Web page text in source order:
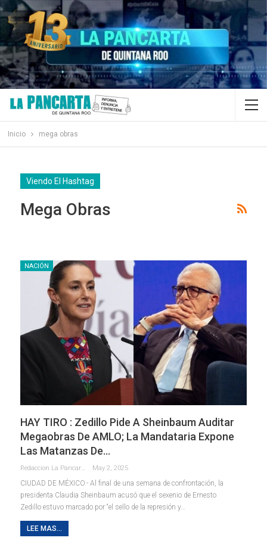
Inicio mega obras
Viendo El Hashtag
Mega Obras
NACIÓN
HAY TIRO : Zedillo Pide A Sheinbaum Auditar
Megaobras De AMLO; La Mandataria Expone
Las Matanzas De…
Redaccion La Pancarta De Quintana Roo May 2, 2025
CIUDAD DE MÉXICO.- Al final de una semana de confrontación, la
presidenta Claudia Sheinbaum acusó que el sexenio de Ernesto
Zedillo estuvo marcado por “el sello de la represión y…
LEE MAS...